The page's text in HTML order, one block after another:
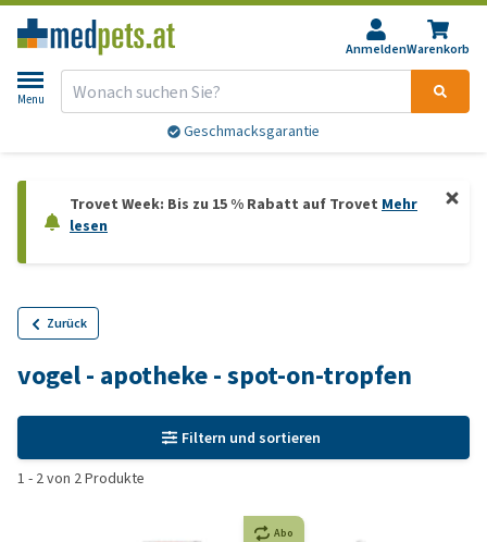
AnmeldenWarenkorb
Menu
Geschmacksgarantie
Trovet Week: Bis zu 15 % Rabatt auf Trovet Mehr
lesen
Zurück
vogel - apotheke - spot-on-tropfen
Filtern und sortieren
1 - 2von 2Produkte
Abo